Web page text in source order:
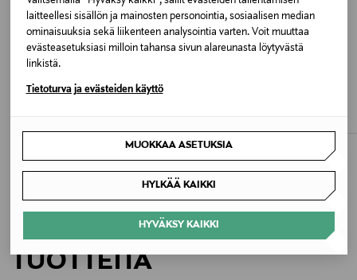
laitteellesi sisällön ja mainosten personointia, sosiaalisen median
ominaisuuksia sekä liikenteen analysointia varten. Voit muuttaa
evästeasetuksiasi milloin tahansa sivun alareunasta löytyvästä
linkistä.
Tietoturva ja evästeiden käyttö
MUOKKAA ASETUKSIA
HYLKÄÄ KAIKKI
HYVÄKSY KAIKKI
Pesulämpötila
30 °C
Väri
100 WHITE
Valmistusmaa
Vietnam
Valmistajan tuotenumero
Valmistaja
ETUKUPONKITUOTE
CALVIN KLEIN UNDERWEAR
LISÄÄ KIINNOSTAVIA
TUOTTEITA